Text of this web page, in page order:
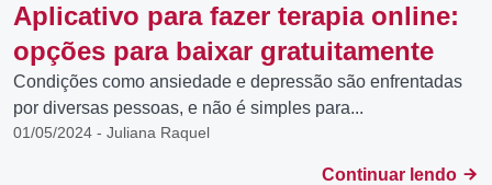
Aplicativo para fazer terapia online:
opções para baixar gratuitamente
Condições como ansiedade e depressão são enfrentadas
por diversas pessoas, e não é simples para...
01/05/2024 - Juliana Raquel
Continuar lendo